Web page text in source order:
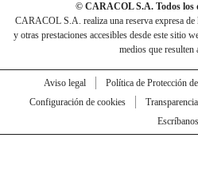
© CARACOL S.A. Todos los
CARACOL S.A. realiza una reserva expresa de
y otras prestaciones accesibles desde este sitio
medios que resulten
Aviso legal Política de Protección
Configuración de cookies
Transparencia
Escríbanos